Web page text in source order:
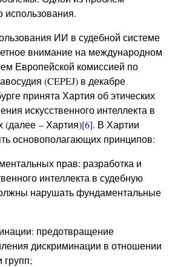
использования.
ИИ в судебной системе
внимание на международном
Европейской комиссией по
(CEPEJ) в декабре
принята Хартия об этических
искусственного интеллекта в
(далее – Хартия)[6]. В Хартии
основополагающих принципов:
прав: разработка и
интеллекта в судебную
нарушать фундаментальные
предотвращение
дискриминации в отношении